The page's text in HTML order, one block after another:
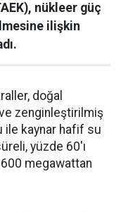
nükleer güç
ilişkin
doğal
ve zenginleştirilmiş
ile kaynar hafif su
yüzde 60'ı
megawattan